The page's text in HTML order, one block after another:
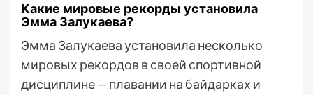
Какие мировые рекорды установила
Эмма Залукаева?
Эмма Залукаева установила несколько
мировых рекордов в своей спортивной
дисциплине — плавании на байдарках и